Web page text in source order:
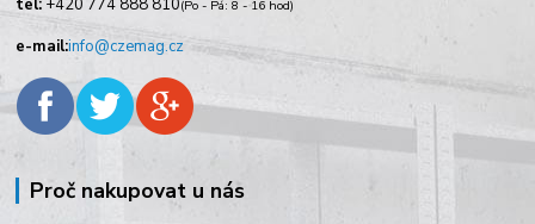
(Po - Pá: 8 - 16 hod)
e-mail:info@czemag.cz
Proč nakupovat u nás